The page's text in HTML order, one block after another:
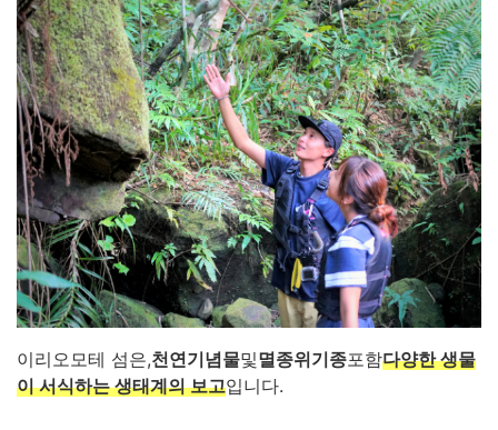
이리오모테 섬은,천연기념물및멸종위기종포함다양한 생물
이 서식하는 생태계의 보고입니다.